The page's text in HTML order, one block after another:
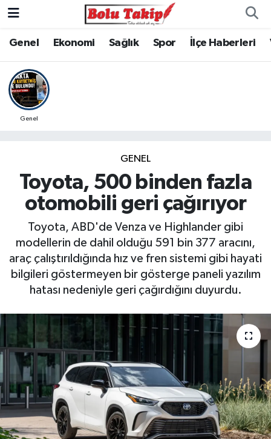
Genel Ekonomi Sağlık Spor İlçe Haberleri
Genel
GENEL
Toyota, 500 binden fazla
otomobili geri çağırıyor
Toyota, ABD'de Venza ve Highlander gibi
modellerin de dahil olduğu 591 bin 377 aracını,
araç çalıştırıldığında hız ve fren sistemi gibi hayati
bilgileri göstermeyen bir gösterge paneli yazılım
hatası nedeniyle geri çağırdığını duyurdu.